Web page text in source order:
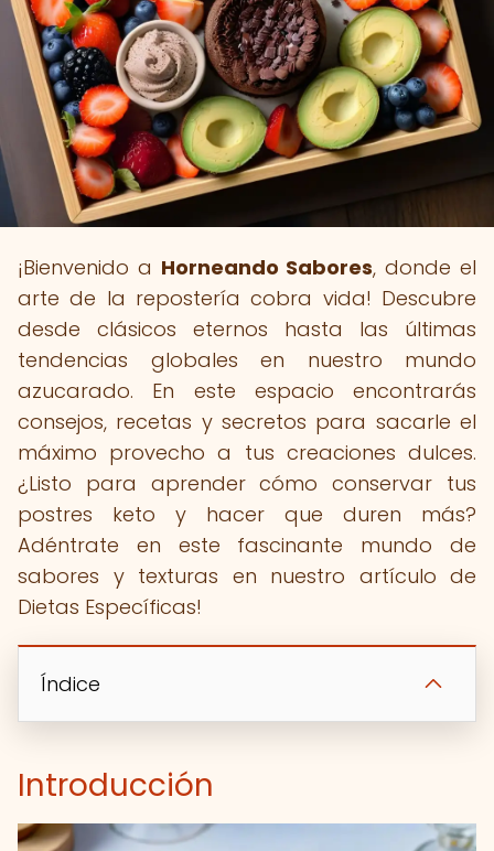
¡Bienvenido a Horneando Sabores, donde el
arte de la repostería cobra vida! Descubre
desde clásicos eternos hasta las últimas
tendencias globales en nuestro mundo
azucarado. En este espacio encontrarás
consejos, recetas y secretos para sacarle el
máximo provecho a tus creaciones dulces.
¿Listo para aprender cómo conservar tus
postres keto y hacer que duren más?
Adéntrate en este fascinante mundo de
sabores y texturas en nuestro artículo de
Dietas Específicas!
Índice
Introducción